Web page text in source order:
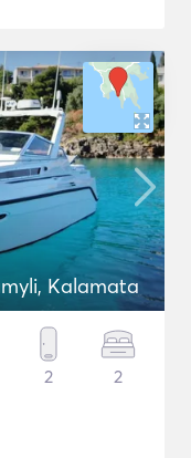
Kalamata
2 2